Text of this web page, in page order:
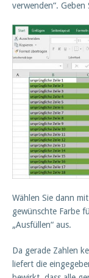
verwenden“. Geben
Wählen Sie dann
gewünschte Farbe
„Ausfüllen“ aus.
Da gerade Zahlen
liefert die